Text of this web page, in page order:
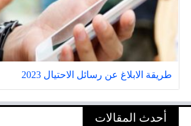
طريقة الابلاغ عن رسائل الاحتيال 2023
أحدث المقالات